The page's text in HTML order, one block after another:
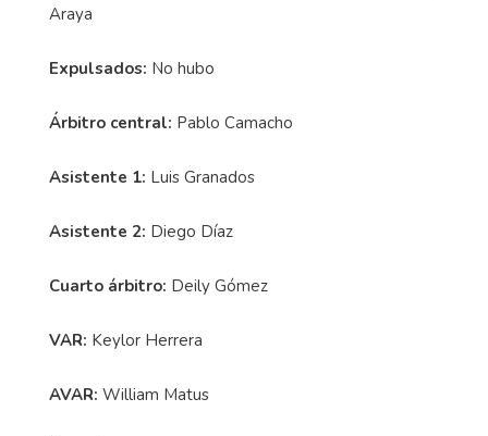
Araya
Expulsados: No hubo
Árbitro central: Pablo Camacho
Asistente 1: Luis Granados
Asistente 2: Diego Díaz
Cuarto árbitro: Deily Gómez
VAR: Keylor Herrera
AVAR: William Matus